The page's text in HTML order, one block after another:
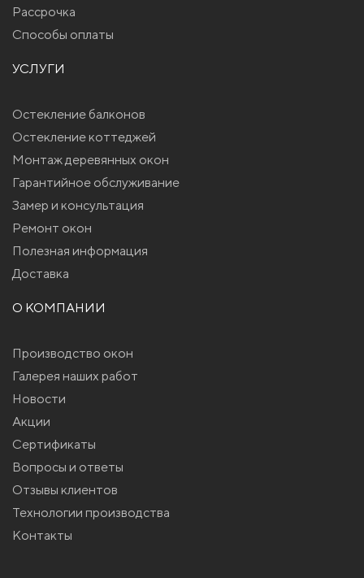
Рассрочка
Способы оплаты
УСЛУГИ
Остекление балконов
Остекление коттеджей
Монтаж деревянных окон
Гарантийное обслуживание
Замер и консультация
Ремонт окон
Полезная информация
Доставка
О КОМПАНИИ
Производство окон
Галерея наших работ
Новости
Акции
Сертификаты
Вопросы и ответы
Отзывы клиентов
Технологии производства
Контакты